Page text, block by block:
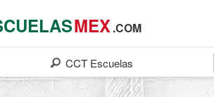
MEX.COM
CCT Escuelas